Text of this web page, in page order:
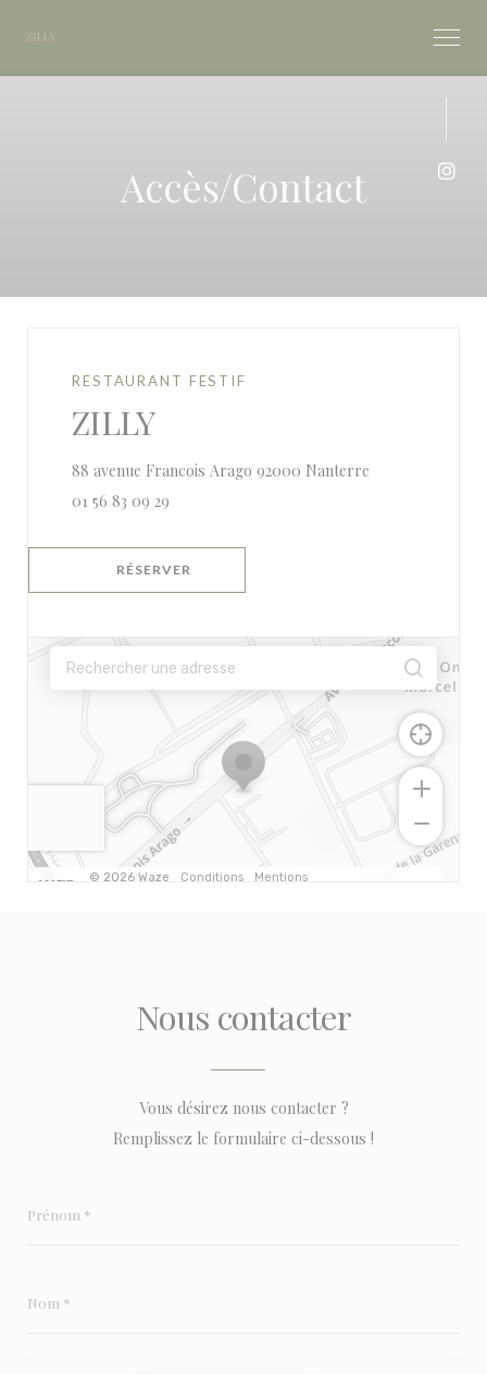
Accès/Contact
RESTAURANT FESTIF
ZILLY
88 avenue Francois Arago 92000 Nanterre
01 56 83 09 29
RÉSERVER
Nous contacter
Vous désirez nous contacter ?
Remplissez le formulaire ci-dessous !